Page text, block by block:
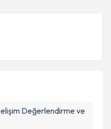
ile bilgilendireceğiz.
verilerimin belirtilen
ediyorum.
Değerlendirme ve